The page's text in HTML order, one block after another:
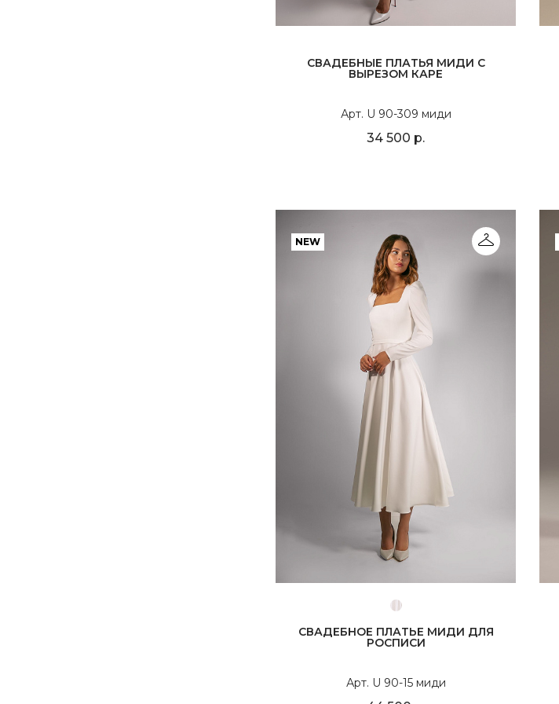
СВАДЕБНЫЕ ПЛАТЬЯ МИДИ С
ВЫРЕЗОМ КАРЕ
Арт. U 90-309 миди
34 500 р.
NEW
СВАДЕБНОЕ ПЛАТЬЕ МИДИ ДЛЯ
РОСПИСИ
Арт. U 90-15 миди